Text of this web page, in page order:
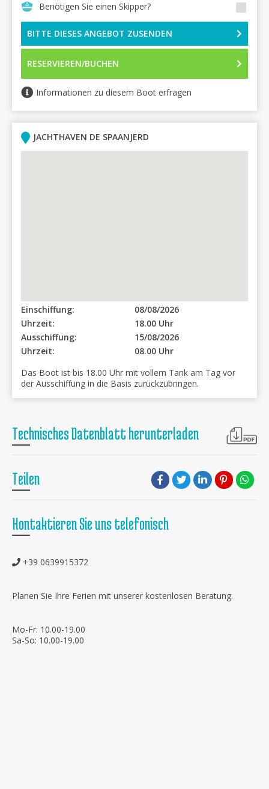
Benötigen Sie einen Skipper?
BITTE DIESES ANGEBOT ZUSENDEN
RESERVIEREN/BUCHEN
Informationen zu diesem Boot erfragen
JACHTHAVEN DE SPAANJERD
Einschiffung:
08/08/2026
Uhrzeit:
18.00 Uhr
Ausschiffung:
15/08/2026
Uhrzeit:
08.00 Uhr
Das Boot ist bis 18.00 Uhr mit vollem Tank am Tag vor
der Ausschiffung in die Basis zurückzubringen.
Technisches Datenblatt herunterladen
Teilen
Kontaktieren Sie uns telefonisch
+39 0639915372
Planen Sie Ihre Ferien mit unserer kostenlosen Beratung.
Mo-Fr: 10.00-19.00
Sa-So: 10.00-19.00